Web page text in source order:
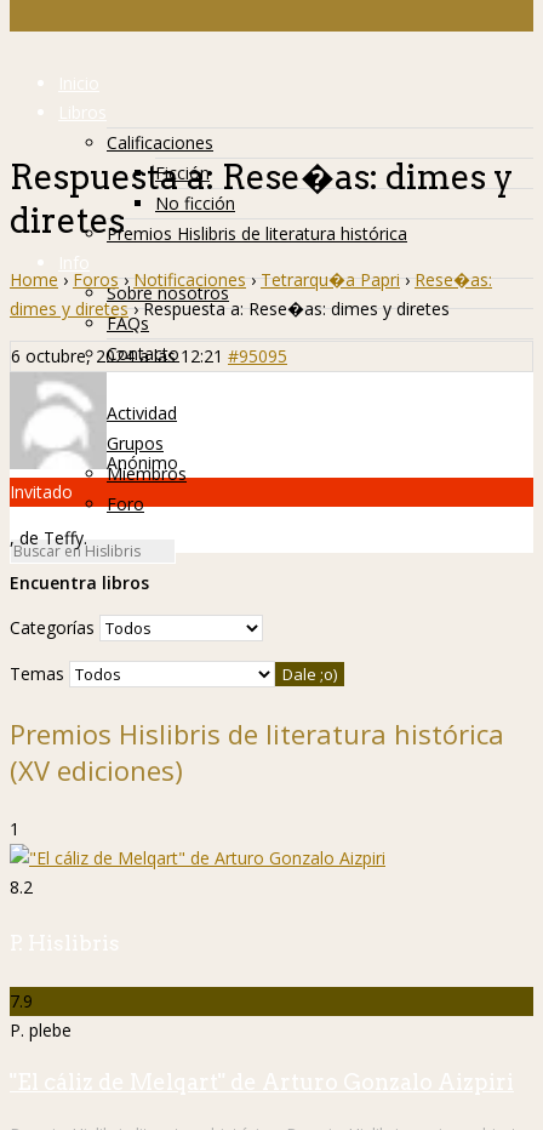
Inicio
Libros
Calificaciones
Ficción
No ficción
Premios Hislibris de literatura histórica
Info
Sobre nosotros
FAQs
Contacto
Hislibreños
Actividad
Grupos
Miembros
Foro
Respuesta a: Rese�as: dimes y
diretes
Home › Foros › Notificaciones › Tetrarqu�a Papri › Rese�as:
dimes y diretes › Respuesta a: Rese�as: dimes y diretes
6 octubre, 2024 a las 12:21 #95095
Anónimo
Invitado
, de Teffy.
Encuentra libros
Categorías
Temas
Premios Hislibris de literatura histórica
(XV ediciones)
1
8.2
P. Hislibris
7.9
P. plebe
"El cáliz de Melqart" de Arturo Gonzalo Aizpiri